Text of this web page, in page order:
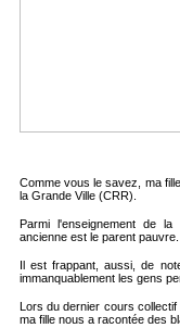
Comme vous le savez, ma
la Grande Ville (CRR).
Parmi l'enseignement de
ancienne est le parent pauvre.
Il est frappant, aussi, de
immanquablement les gens
Lors du dernier cours
ma fille nous a racontée des